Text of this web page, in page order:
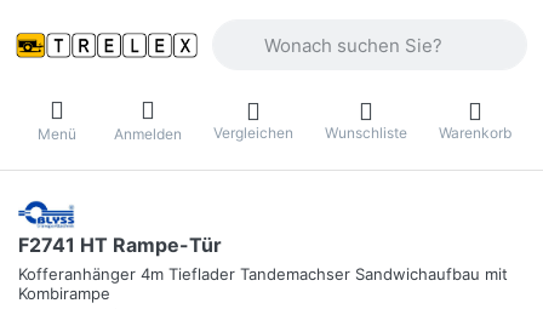
Menü Anmelden Vergleichen Wunschliste Warenkorb
F2741 HT Rampe-Tür
Kofferanhänger 4m Tieflader Tandemachser Sandwichaufbau mit
Kombirampe